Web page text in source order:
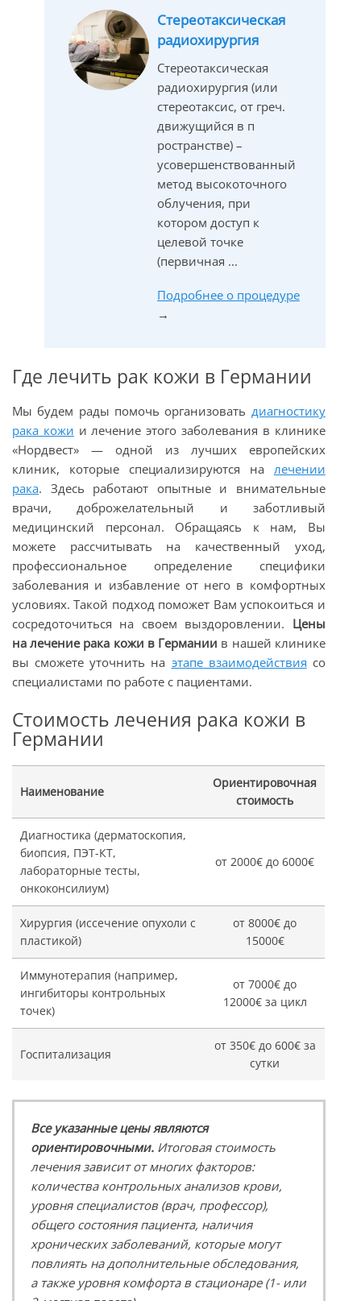
Стереотаксическая
радиохирургия
Стереотаксическая
радиохирургия (или
стереотаксис, от греч.
движущийся в п
ространстве) –
усовершенствованный
метод высокоточного
облучения, при
котором доступ к
целевой точке
(первичная ...
Подробнее о процедуре
→
Где лечить рак кожи в Германии
Мы будем рады помочь организовать диагностику
рака кожи и лечение этого заболевания в клинике
«Нордвест» — одной из лучших европейских
клиник, которые специализируются на лечении
рака. Здесь работают опытные и внимательные
врачи, доброжелательный и заботливый
медицинский персонал. Обращаясь к нам, Вы
можете рассчитывать на качественный уход,
профессиональное определение специфики
заболевания и избавление от него в комфортных
условиях. Такой подход поможет Вам успокоиться и
сосредоточиться на своем выздоровлении. Цены
на лечение рака кожи в Германии в нашей клинике
вы сможете уточнить на этапе взаимодействия со
специалистами по работе с пациентами.
Стоимость лечения рака кожи в
Германии
Наименование
Ориентировочная
стоимость
Диагностика (дерматоскопия,
биопсия, ПЭТ-КТ,
лабораторные тесты,
онкоконсилиум)
от 2000€ до 6000€
Хирургия (иссечение опухоли с
пластикой)
от 8000€ до
15000€
Иммунотерапия (например,
ингибиторы контрольных
точек)
от 7000€ до
12000€ за цикл
Госпитализация
от 350€ до 600€ за
сутки
Все указанные цены являются
ориентировочными. Итоговая стоимость
лечения зависит от многих факторов:
количества контрольных анализов крови,
уровня специалистов (врач, профессор),
общего состояния пациента, наличия
хронических заболеваний, которые могут
повлиять на дополнительные обследования,
а также уровня комфорта в стационаре (1- или